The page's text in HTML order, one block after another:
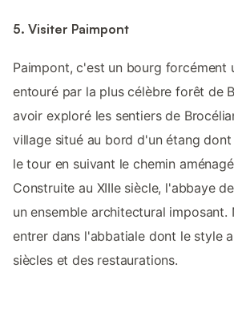
5. Visiter Paimpont
Paimpont, c'est un bourg forcément
entouré par la plus célèbre forêt de
avoir exploré les sentiers de
village situé au bord d'un étang
le tour en suivant le chemin
Construite au XIIIe siècle, l'abbaye
un ensemble architectural imposant.
entrer dans l'abbatiale dont le style
siècles et des restaurations.